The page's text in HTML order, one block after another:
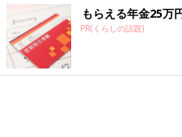
り、宅地は約156坪とかなり広
旧村山家を初めて訪れたときは
圧倒されました。とくに吹き抜
りました。夜になると”キーン”
感じ、きれいな空気に感動しま
もらえる年金25万
PR(くらしの話題)